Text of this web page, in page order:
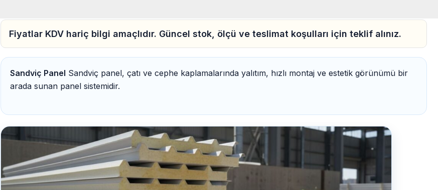
Fiyatlar KDV hariç bilgi amaçlıdır. Güncel stok, ölçü ve teslimat koşulları için teklif alınız.
Sandviç Panel Sandviç panel, çatı ve cephe kaplamalarında yalıtım, hızlı montaj ve estetik görünümü bir
arada sunan panel sistemidir.